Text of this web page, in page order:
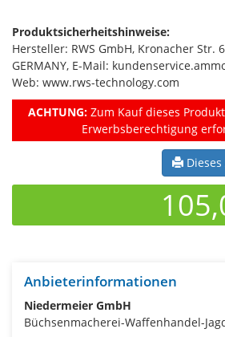
Produktsicherheitshinweise:
Hersteller: RWS GmbH, Kronacher Str.
GERMANY, E-Mail:
Web: www.rws-technology.com
ACHTUNG:Zum Kauf dieses
Erwerbsberechtigung
Anbieterinformationen
Niedermeier GmbH
Büchsenmacherei-Waffenhandel-